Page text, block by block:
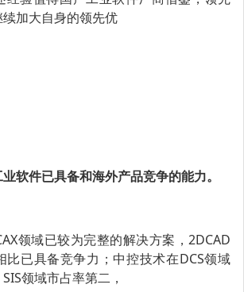
加大自身的领先优
软件已具备和海外产品竞争的能力。
领域已较为完整的解决方案，2DCAD
比已具备竞争力；中控技术在DCS领域
领域市占率第二，